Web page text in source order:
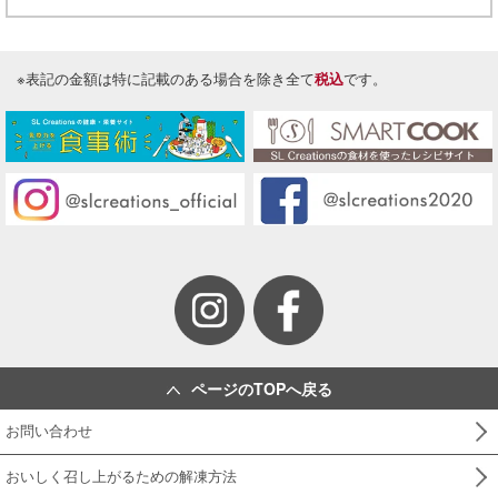
※表記の金額は特に記載のある場合を除き全て税込です。
ページのTOPへ戻る
お問い合わせ
おいしく召し上がるための解凍方法